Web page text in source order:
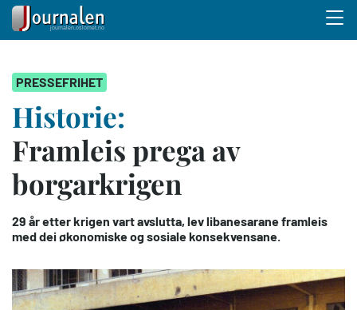
hovedinnhold
PRESSEFRIHET
Historie:
Framleis prega av
borgarkrigen
29 år etter krigen vart avslutta, lev libanesarane framleis
med dei økonomiske og sosiale konsekvensane.